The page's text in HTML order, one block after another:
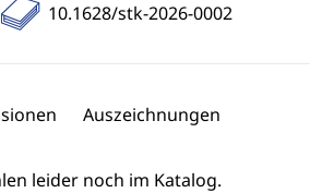
10.1628/stk-2026-0002
Auszeichnungen
leider noch im Katalog.